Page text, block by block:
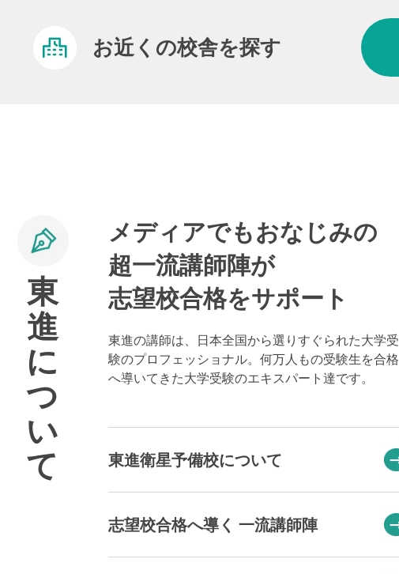
お近くの校舎を探す
東
進
に
つ
い
て
メディアでもおなじみの
超一流講師陣が
志望校合格をサポート
東進の講師は、日本全国から選りすぐられた大学受
験のプロフェッショナル。何万人もの受験生を合格
へ導いてきた大学受験のエキスパート達です。
東進衛星予備校について
志望校合格へ導く 一流講師陣